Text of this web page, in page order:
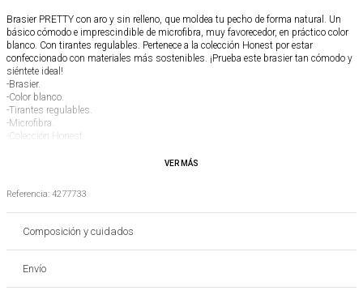
Brasier PRETTY con aro y sin relleno, que moldea tu pecho de forma natural. Un
básico cómodo e imprescindible de microfibra, muy favorecedor, en práctico color
blanco. Con tirantes regulables. Pertenece a la colección Honest por estar
confeccionado con materiales más sostenibles. ¡Prueba este brasier tan cómodo y
siéntete ideal!
-Brasier.
-Color blanco.
-Tirantes regulables.
-Microfibra.
-Colección Honest.
respecto a las imágenes o fotografías publicadas
Referencia: 4277733
Composición y cuidados
Envío